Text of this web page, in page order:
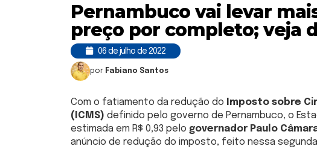
Pernambuco vai levar
preço por completo; veja
06 de julho de 2022
por Fabiano Santos
Com o fatiamento da redução do
Imposto sobre
(ICMS) definido pelo governo de Pernambuco, o
estimada em R$ 0,93 pelo governador Paulo
anúncio de redução do imposto, feito nessa